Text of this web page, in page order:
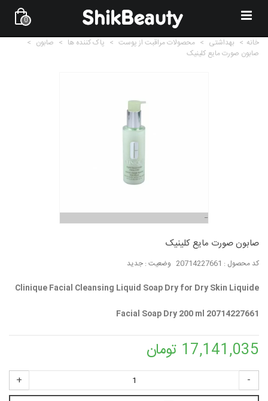
0
خانه > بهداشتی > محصولات مراقبت از پوست > پاک کننده ها > صابون >
صابون صورت مایع کلینیک
صابون صورت مایع کلینیک
کد محصول : 20714227661 وضعیت : جدید
Clinique Facial Cleansing Liquid Soap Dry for Dry Skin Liquide
Facial Soap Dry 200 ml 20714227661
17,141,035 تومان
-
+